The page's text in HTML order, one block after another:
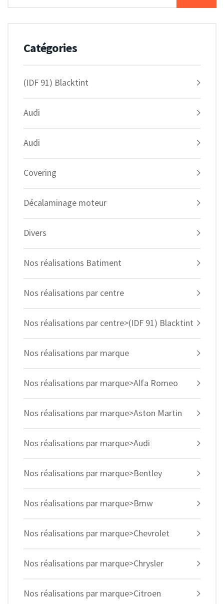
Catégories
(IDF 91) Blacktint
Audi
Audi
Covering
Décalaminage moteur
Divers
Nos réalisations Batiment
Nos réalisations par centre
Nos réalisations par centre>(IDF 91) Blacktint
Nos réalisations par marque
Nos réalisations par marque>Alfa Romeo
Nos réalisations par marque>Aston Martin
Nos réalisations par marque>Audi
Nos réalisations par marque>Bentley
Nos réalisations par marque>Bmw
Nos réalisations par marque>Chevrolet
Nos réalisations par marque>Chrysler
Nos réalisations par marque>Citroen